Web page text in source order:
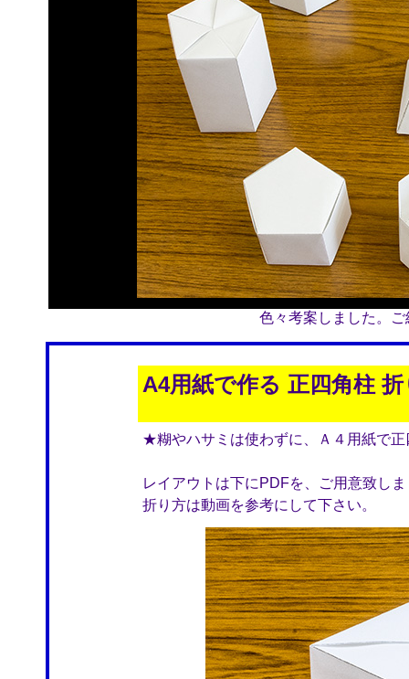
色々考案しました。
A4用紙で作る 正四角柱
★糊やハサミは使わずに、Ａ４用紙で
レイアウトは下にPDFを、ご用意致し
折り方は動画を参考にして下さい。